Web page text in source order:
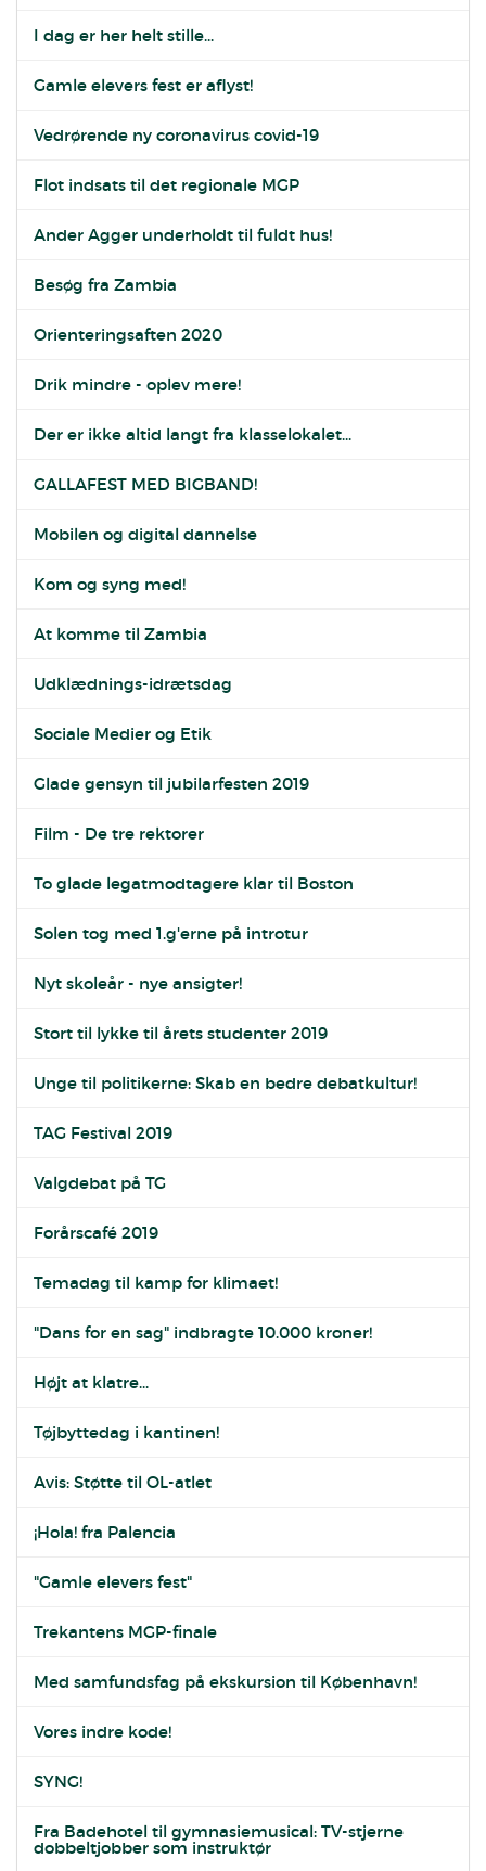
I dag er her helt stille...
Gamle elevers fest er aflyst!
Vedrørende ny coronavirus covid-19
Flot indsats til det regionale MGP
Ander Agger underholdt til fuldt hus!
Besøg fra Zambia
Orienteringsaften 2020
Drik mindre - oplev mere!
Der er ikke altid langt fra klasselokalet...
GALLAFEST MED BIGBAND!
Mobilen og digital dannelse
Kom og syng med!
At komme til Zambia
Udklædnings-idrætsdag
Sociale Medier og Etik
Glade gensyn til jubilarfesten 2019
Film - De tre rektorer
To glade legatmodtagere klar til Boston
Solen tog med 1.g'erne på introtur
Nyt skoleår - nye ansigter!
Stort til lykke til årets studenter 2019
Unge til politikerne: Skab en bedre debatkultur!
TAG Festival 2019
Valgdebat på TG
Forårscafé 2019
Temadag til kamp for klimaet!
"Dans for en sag" indbragte 10.000 kroner!
Højt at klatre...
Tøjbyttedag i kantinen!
Avis: Støtte til OL-atlet
¡Hola! fra Palencia
"Gamle elevers fest"
Trekantens MGP-finale
Med samfundsfag på ekskursion til København!
Vores indre kode!
SYNG!
Fra Badehotel til gymnasiemusical: TV-stjerne
dobbeltjobber som instruktør